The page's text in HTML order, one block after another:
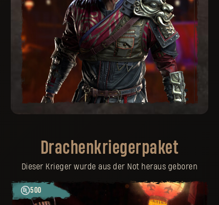
Drachenkriegerpaket
Dieser Krieger wurde aus der Not heraus geboren
500